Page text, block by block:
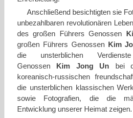
Anschließend besichtigten sie
unbezahlbaren revolutionären
des großen Führers Genossen
großen Führers Genossen
Kim
die unsterblichen
Genossen
Kim Jong Un bei
koreanisch-russischen
die unsterblichen klassischen
sowie Fotografien, die die
Entwicklung unserer Heimat zeigen.